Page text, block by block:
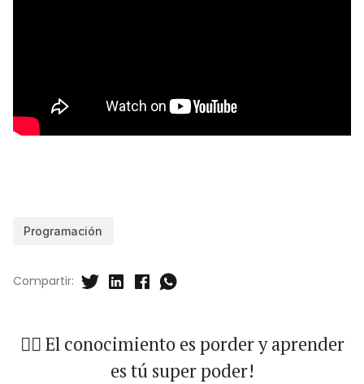
Programación
Compartir:
🐱‍🏍 El conocimiento es porder y aprender
es tú super poder!